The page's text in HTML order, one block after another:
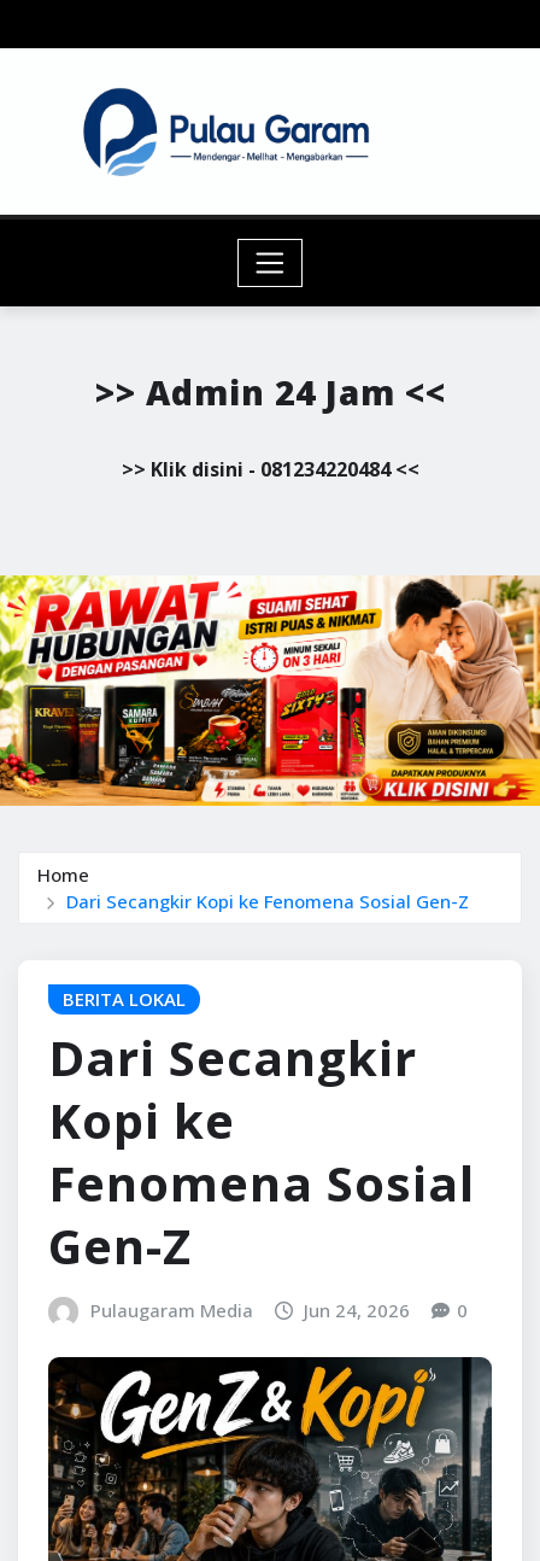
to
>> Admin 24 Jam <<
>> Klik disini - 081234220484 <<
Home
Dari Secangkir Kopi ke Fenomena Sosial Gen-Z
BERITA LOKAL
Dari Secangkir
Kopi ke
Fenomena Sosial
Gen-Z
Pulaugaram Media Jun 24, 2026 0